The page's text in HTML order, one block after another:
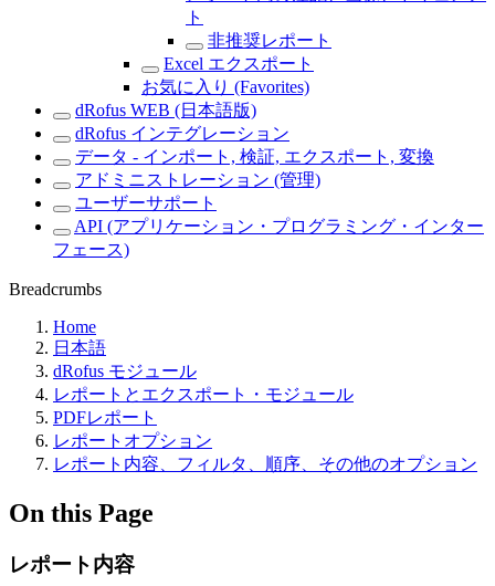
ト
非推奨レポート
Excel エクスポート
お気に入り (Favorites)
dRofus WEB (日本語版)
dRofus インテグレーション
データ - インポート, 検証, エクスポート, 変換
アドミニストレーション (管理)
ユーザーサポート
API (アプリケーション・プログラミング・インター
フェース)
Breadcrumbs
Home
日本語
dRofus モジュール
レポートとエクスポート・モジュール
PDFレポート
レポートオプション
レポート内容、フィルタ、順序、その他のオプション
On this Page
レポート内容